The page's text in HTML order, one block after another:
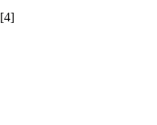
[4]